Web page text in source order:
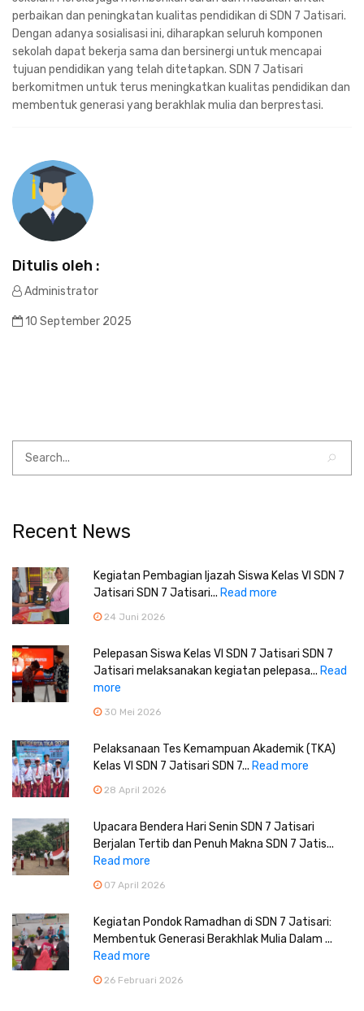
perbaikan dan peningkatan kualitas pendidikan di SDN 7 Jatisari.
Dengan adanya sosialisasi ini, diharapkan seluruh komponen
sekolah dapat bekerja sama dan bersinergi untuk mencapai
tujuan pendidikan yang telah ditetapkan. SDN 7 Jatisari
berkomitmen untuk terus meningkatkan kualitas pendidikan dan
membentuk generasi yang berakhlak mulia dan berprestasi.
Ditulis oleh :
Administrator
10 September 2025
Recent News
Kegiatan Pembagian Ijazah Siswa Kelas VI SDN 7
Jatisari SDN 7 Jatisari... Read more
24 Juni 2026
Pelepasan Siswa Kelas VI SDN 7 Jatisari SDN 7
Jatisari melaksanakan kegiatan pelepasa... Read
more
30 Mei 2026
Pelaksanaan Tes Kemampuan Akademik (TKA)
Kelas VI SDN 7 Jatisari SDN 7... Read more
28 April 2026
Upacara Bendera Hari Senin SDN 7 Jatisari
Berjalan Tertib dan Penuh Makna SDN 7 Jatis...
Read more
07 April 2026
Kegiatan Pondok Ramadhan di SDN 7 Jatisari:
Membentuk Generasi Berakhlak Mulia Dalam ...
Read more
26 Februari 2026